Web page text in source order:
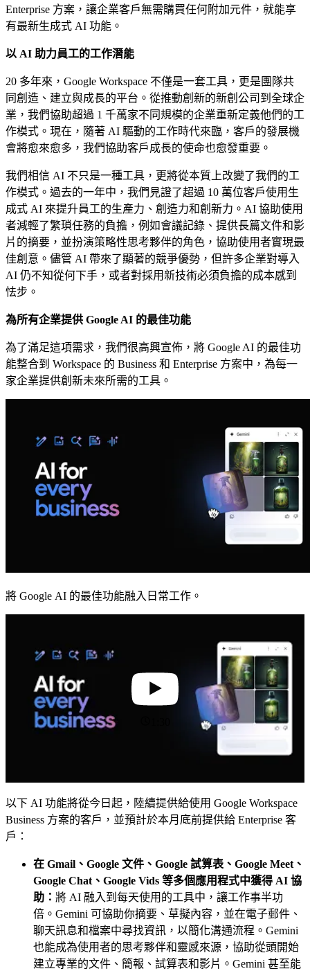
Enterprise 方案，讓企業客戶無需購買任何附加元件，就能享
有最新生成式 AI 功能。
以 AI 助力員工的工作潛能
20 多年來，Google Workspace 不僅是一套工具，更是團隊共
同創造、建立與成長的平台。從推動創新的新創公司到全球企
業，我們協助超過 1 千萬家不同規模的企業重新定義他們的工
作模式。現在，隨著 AI 驅動的工作時代來臨，客戶的發展機
會將愈來愈多，我們協助客戶成長的使命也愈發重要。
我們相信 AI 不只是一種工具，更將從本質上改變了我們的工
作模式。過去的一年中，我們見證了超過 10 萬位客戶使用生
成式 AI 來提升員工的生產力、創造力和創新力。AI 協助使用
者減輕了繁瑣任務的負擔，例如會議記錄、提供長篇文件和影
片的摘要，並扮演策略性思考夥伴的角色，協助使用者實現最
佳創意。儘管 AI 帶來了顯著的競爭優勢，但許多企業對導入
AI 仍不知從何下手，或者對採用新技術必須負擔的成本感到
怯步。
為所有企業提供 Google AI 的最佳功能
為了滿足這項需求，我們很高興宣佈，將 Google AI 的最佳功
能整合到 Workspace 的 Business 和 Enterprise 方案中，為每一
家企業提供創新未來所需的工具。
將 Google AI 的最佳功能融入日常工作。
以下 AI 功能將從今日起，陸續提供給使用 Google Workspace
Business 方案的客戶，並預計於本月底前提供給 Enterprise 客
戶：
在 Gmail、Google 文件、Google 試算表、Google Meet、
Google Chat、Google Vids 等多個應用程式中獲得 AI 協
助： 將 AI 融入到每天使用的工具中，讓工作事半功
倍。Gemini 可協助你摘要、草擬內容，並在電子郵件、
聊天訊息和檔案中尋找資訊，以簡化溝通流程。Gemini
也能成為使用者的思考夥伴和靈感來源，協助從頭開始
建立專業的文件、簡報、試算表和影片。Gemini 甚至能